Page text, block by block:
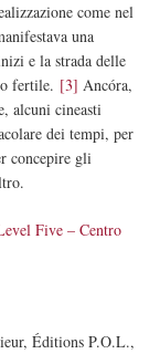
come nel
una
e la strada delle
fertile. [3] Ancóra,
alcuni cineasti
dei tempi, per
concepire gli
Five – Centro
Éditions P.O.L.,